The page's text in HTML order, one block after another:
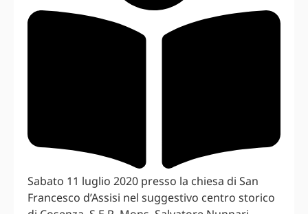
Sabato 11 luglio 2020 presso la chiesa di San
Francesco d’Assisi nel suggestivo centro storico